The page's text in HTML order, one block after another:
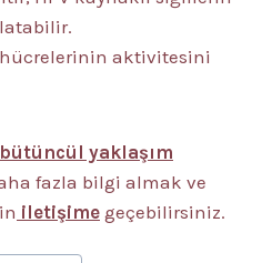
hücrelerinin aktivitesini
bütüncül yaklaşım
fazla bilgi almak ve
iletişime geçebilirsiniz.